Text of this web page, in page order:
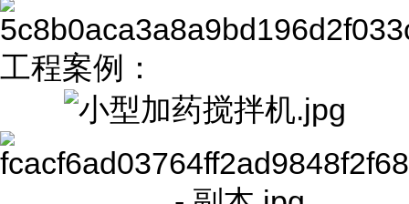
工程案例：